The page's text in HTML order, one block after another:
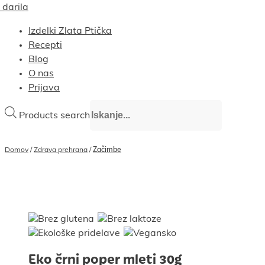
darila
Izdelki Zlata Ptička
Recepti
Blog
O nas
Prijava
Products search
Domov / Zdrava prehrana / Začimbe
Eko črni poper mleti 30g